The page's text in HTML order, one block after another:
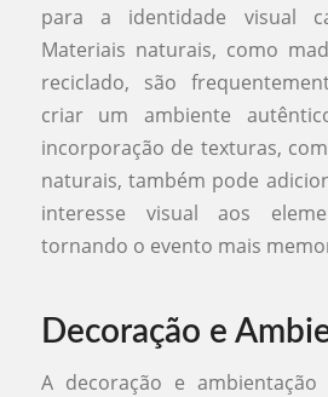
para a identidade visual
Materiais naturais, como
reciclado, são
criar um ambiente
incorporação de texturas,
naturais, também pode
interesse visual aos
tornando o evento mais
Decoração e
A decoração e ambientação